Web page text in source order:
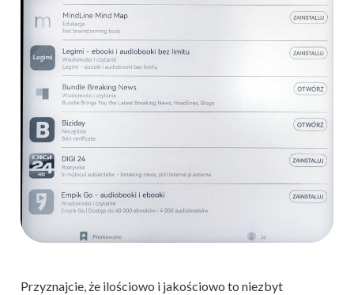
Przyznajcie, że ilościowo i jakościowo to niezbyt